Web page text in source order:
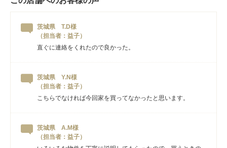
茨城県 T.D様
（担当者：益子）
直ぐに連絡をくれたので良かった。
茨城県 Y.N様
（担当者：益子）
こちらでなければ今回家を買ってなかったと思います。
茨城県 A.M様
（担当者：益子）